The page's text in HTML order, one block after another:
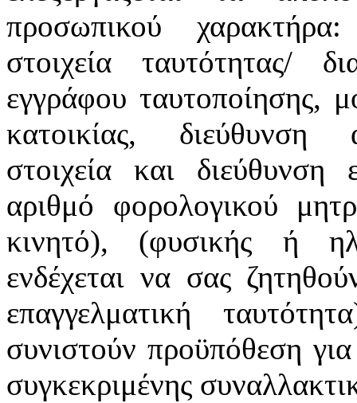
προσωπικού
στοιχεία ταυτότητας/
εγγράφου ταυτοποίησης,
κατοικίας, διεύθυνση
στοιχεία και διεύθυνση
αριθμό φορολογικού
κινητό), (φυσικής ή
ενδέχεται να σας
επαγγελματική
συνιστούν προϋπόθεση
συγκεκριμένης